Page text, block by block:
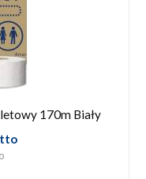
170m Biały